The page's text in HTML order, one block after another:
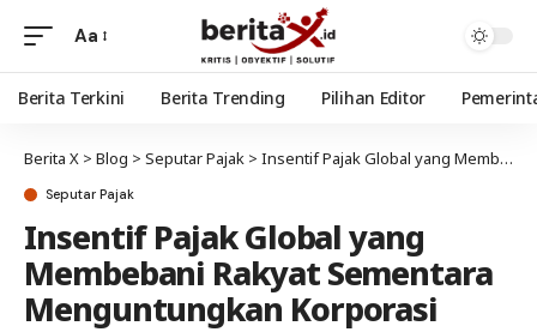
Aa
Berita Terkini Berita Trending Pilihan Editor
Berita X > Blog > Seputar Pajak > Insentif Pajak Global yang Membebani Rakyat Sementara Menguntungkan Korporasi
Seputar Pajak
Insentif Pajak Global yang
Membebani Rakyat Sementara
Menguntungkan Korporasi